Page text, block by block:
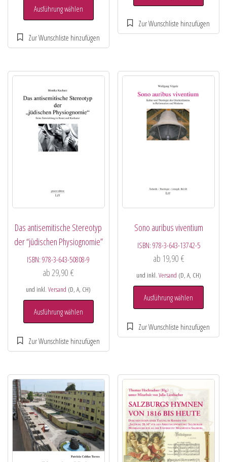
Ausführung wählen
Das antisemitische Stereotyp
der “jüdischen Physiognomie”
ISBN:978-3-643-50808-9
ab29,90€
und inkl.Versand (D, A, CH)
Ausführung wählen
Sono auribus viventium
ISBN: 978-3-643-13742-5
ab 19,90 €
und inkl. Versand (D, A, CH)
Ausführung wählen